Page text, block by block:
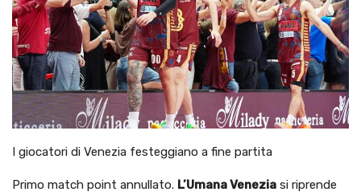
I giocatori di Venezia festeggiano a fine partita
Primo match point annullato. L’Umana Venezia si riprende